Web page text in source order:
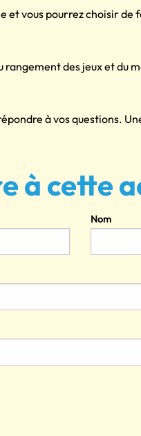
et vous pourrez choisir de
rangement des jeux et du
à vos questions.
à cette
Nom